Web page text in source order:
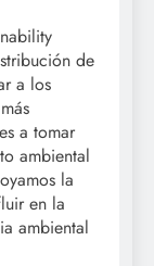
de
a los
a tomar
ambiental
la
en la
ambiental